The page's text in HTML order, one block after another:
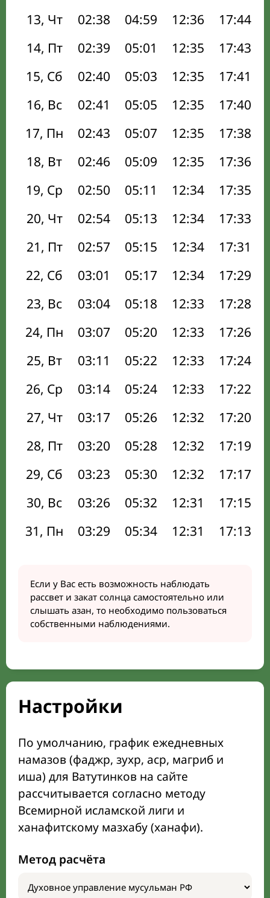
13, Чт
02:38 04:59 12:36 17:44
14, Пт
02:39 05:01 12:35 17:43
15, Сб
02:40 05:03 12:35 17:41
16, Вс
02:41 05:05 12:35 17:40
17, Пн
02:43 05:07 12:35 17:38
18, Вт
02:46 05:09 12:35 17:36
19, Ср
02:50 05:11 12:34 17:35
20, Чт
02:54 05:13 12:34 17:33
21, Пт
02:57 05:15 12:34 17:31
22, Сб
03:01 05:17 12:34 17:29
23, Вс
03:04 05:18 12:33 17:28
24, Пн
03:07 05:20 12:33 17:26
25, Вт
03:11 05:22 12:33 17:24
26, Ср
03:14 05:24 12:33 17:22
27, Чт
03:17 05:26 12:32 17:20
28, Пт
03:20 05:28 12:32 17:19
29, Сб
03:23 05:30 12:32 17:17
30, Вс
03:26 05:32 12:31 17:15
31, Пн
03:29 05:34 12:31 17:13
Если у Вас есть возможность наблюдать
рассвет и закат солнца самостоятельно или
слышать азан, то необходимо пользоваться
собственными наблюдениями.
Настройки
По умолчанию, график ежедневных
намазов (фаджр, зухр, аср, магриб и
иша) для Ватутинков на сайте
рассчитывается согласно методу
Всемирной исламской лиги и
ханафитскому мазхабу (ханафи).
Метод расчёта